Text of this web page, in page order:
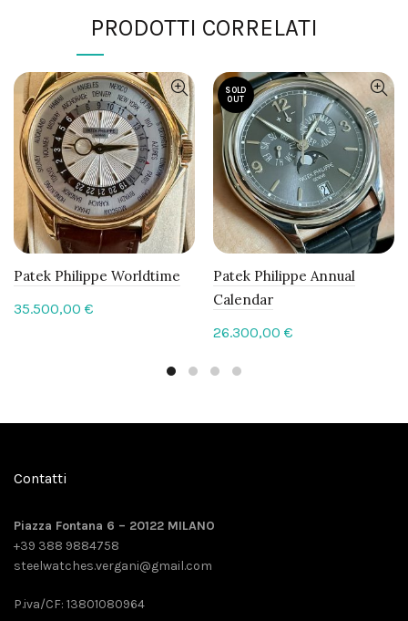
PRODOTTI CORRELATI
Patek Philippe Worldtime
35.500,00 €
SOLD
OUT
Patek Philippe Annual
Calendar
26.300,00 €
Contatti
Piazza Fontana 6 – 20122 MILANO
+39 388 9884758
steelwatches.vergani@gmail.com
P.iva/CF: 13801080964